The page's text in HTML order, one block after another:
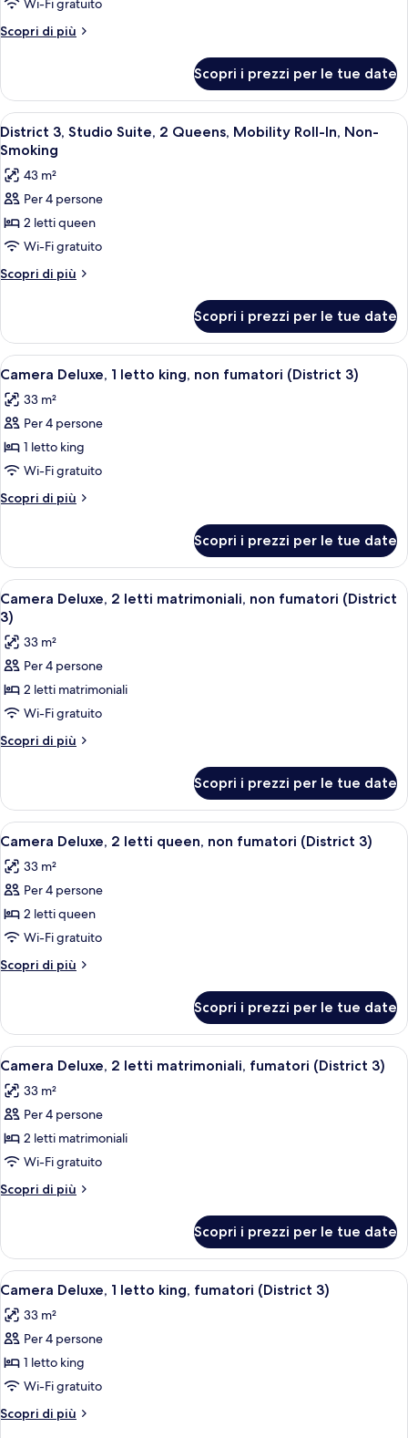
3)
Deluxe,
2
non
fumatori
(District
3
Dlx
Poolside
Cabana)
Wi-Fi gratuito
Scopri di più
Altri
Deluxe,
letti
queen,
fumatori
(District
Dlx
Poolside
Scopri i prezzi per le tue date
Apri
tutte
le
foto
per
District
3,
Studio
Queens,
Mobility
Roll-
In,
Non-
Smoking
Camera d'albergo con due letti, una
6
District 3, Studio Suite, 2 Queens, Mobility Roll-In, Non-
Smoking
43 m²
Per 4 persone
2 letti queen
Wi-Fi gratuito
Scopri di più
Altri
3,
Studio
Suite,
Queens,
Mobility
In,
Non-
Scopri i prezzi per le tue date
Apri
tutte
le
foto
per
Camera
Deluxe,
1
king,
non
fumatori
(District
3)
Una camera d'albergo moderna con
7
Camera Deluxe, 1 letto king, non fumatori (District 3)
33 m²
Per 4 persone
1 letto king
Wi-Fi gratuito
Scopri di più
Altri
Deluxe,
letto
king,
non
fumatori
(District
Scopri i prezzi per le tue date
Apri
tutte
le
foto
per
Camera
Deluxe,
2
non
fumatori
(District
3)
Camera d'albergo con due letti, una
7
Camera Deluxe, 2 letti matrimoniali, non fumatori (District
3)
33 m²
Per 4 persone
2 letti matrimoniali
Wi-Fi gratuito
Scopri di più
Altri
Deluxe,
letti
non
fumatori
3)
Scopri i prezzi per le tue date
Apri
tutte
le
foto
per
Camera
Deluxe,
2
queen,
non
fumatori
(District
3)
Camera d'albergo con due letti, una
5
Camera Deluxe, 2 letti queen, non fumatori (District 3)
33 m²
Per 4 persone
2 letti queen
Wi-Fi gratuito
Scopri di più
Altri
Deluxe,
letti
non
fumatori
3)
Scopri i prezzi per le tue date
Apri
tutte
le
foto
per
Camera
Deluxe,
2
matrimoniali,
fumatori
(District
3)
Camera d'albergo con due letti, una
5
Camera Deluxe, 2 letti matrimoniali, fumatori (District 3)
33 m²
Per 4 persone
2 letti matrimoniali
Wi-Fi gratuito
Scopri di più
Altri
Deluxe,
letti
fumatori
(District
Scopri i prezzi per le tue date
Apri
tutte
le
foto
per
Camera
Deluxe,
1
Una camera d'albergo moderna con
7
Camera Deluxe, 1 letto king, fumatori (District 3)
33 m²
Per 4 persone
1 letto king
Wi-Fi gratuito
Scopri di più
Altri